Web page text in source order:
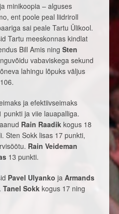
minikoopia – alguses
ent poole peal liidriroll
sai peale Tartu Ülikool.
Tartu meeskonnas kindlat
Bill Amis ning Sten
vabaviskega sekund
lahingu lõpuks väljus
ja efektiivseimaks
punkti ja viie lauapalliga.
Rain Raadik kogus 18
Sten Sokk lisas 17 punkti,
Rain Veideman
13 punkti.
Pavel Ulyanko ja Armands
Tanel Sokk kogus 17 ning